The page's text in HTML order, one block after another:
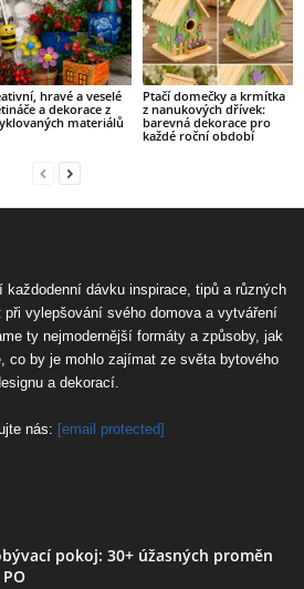
hravé a veselé
a dekorace z
materiálů
Ptačí domečky a krmítka
z nanukových dřívek:
barevná dekorace pro
každé roční období
každodenní dávku inspirace, tipů a různých
vylepšování svého domova a vytváření
ty nejmodernější formáty a způsoby, jak
co by je mohlo zajímat ze světa bytového
a dekorací.
nás: [email protected]
pokoj: 30+ úžasných proměn
PO